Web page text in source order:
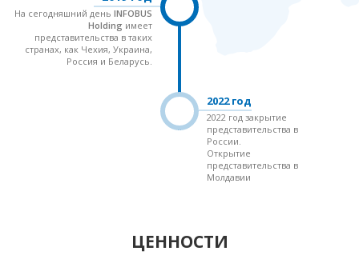
На сегодняшний день INFOBUS
Holding имеет
представительства в таких
странах, как Чехия, Украина,
Россия и Беларусь.
2022 год
2022 год закрытие
представительства в
России.
Открытие
представительства в
Молдавии
ЦЕННОСТИ